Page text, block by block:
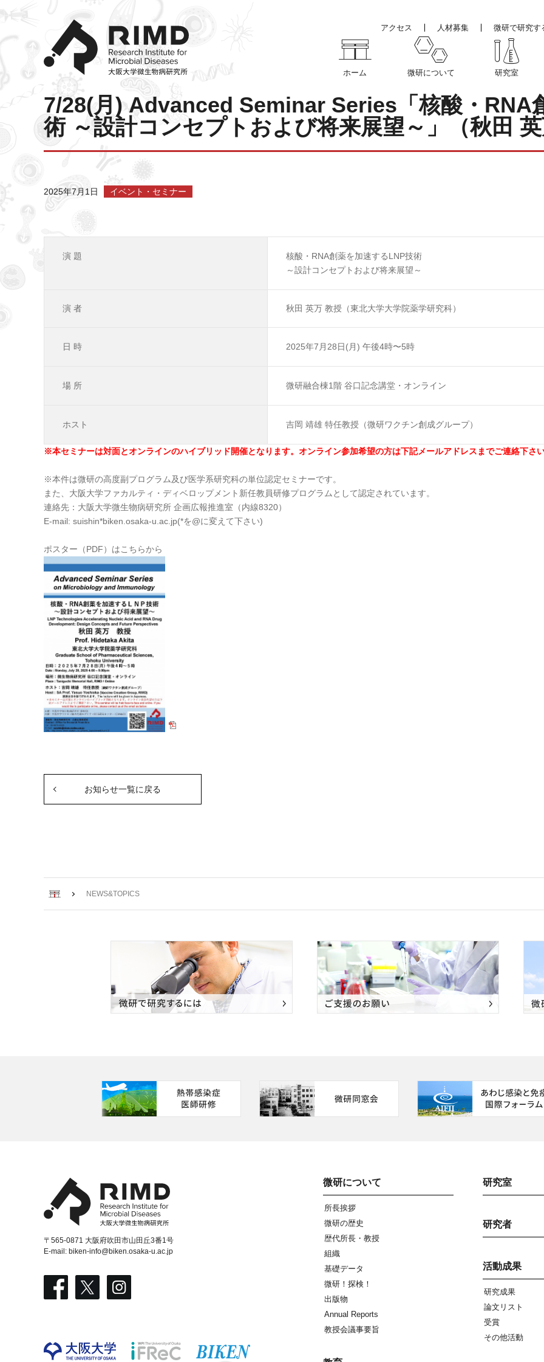
ホーム 微研について 研究室
アクセス 人材募集 微研で研究す
7/28(月) Advanced Seminar Series「核酸・RNA
術 ～設計コンセプトおよび将来展望～」（秋田
2025年7月1日 イベント・セミナー
演 題
核酸・RNA創薬を加速するLNP技術
～設計コンセプトおよび将来展望～
演 者 秋田 英万 教授（東北大学大学院薬学研究科）
日 時 2025年7月28日(月) 午後4時〜5時
場 所 微研融合棟1階 谷口記念講堂・オンライン
ホスト 吉岡 靖雄 特任教授（微研ワクチン創成グループ）
※本セミナーは対面とオンラインのハイブリッド開催となります。オンライン参加希望の方は下記メールアドレスまでご連絡下さ
※本件は微研の高度副プログラム及び医学系研究科の単位認定セミナーです。
また、大阪大学ファカルティ・ディベロップメント新任教員研修プログラムとして認定されています。
連絡先：大阪大学微生物病研究所 企画広報推進室（内線8320）
E-mail: suishin*biken.osaka-u.ac.jp(*を@に変えて下さい)
ポスター（PDF）はこちらから
お知らせ一覧に戻る
ホーム NEWS&TOPICS
微研について
所長挨拶
微研の歴史
歴代所長・教授
組織
基礎データ
微研！探検！
出版物
Annual Reports
教授会議事要旨
研究室
研究者
活動成果
研究成果
論文リスト
受賞
その他活動
〒565-0871 大阪府吹田市山田丘3番1号
E-mail: biken-info@biken.osaka-u.ac.jp